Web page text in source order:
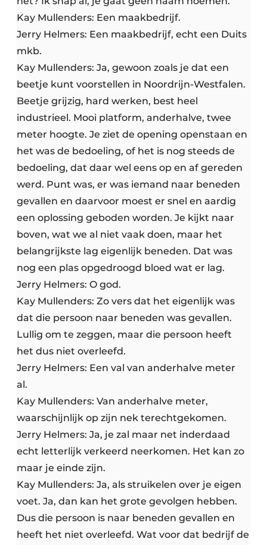
Kay Mullenders: Een maakbedrijf.
Jerry Helmers: Een maakbedrijf, echt een Duits
mkb.
Kay Mullenders: Ja, gewoon zoals je dat een
beetje kunt voorstellen in Noordrijn-Westfalen.
Beetje grijzig, hard werken, best heel
industrieel. Mooi platform, anderhalve, twee
meter hoogte. Je ziet de opening openstaan en
het was de bedoeling, of het is nog steeds de
bedoeling, dat daar wel eens op en af gereden
werd. Punt was, er was iemand naar beneden
gevallen en daarvoor moest er snel en aardig
een oplossing geboden worden. Je kijkt naar
boven, wat we al niet vaak doen, maar het
belangrijkste lag eigenlijk beneden. Dat was
nog een plas opgedroogd bloed wat er lag.
Jerry Helmers: O god.
Kay Mullenders: Zo vers dat het eigenlijk was
dat die persoon naar beneden was gevallen.
Lullig om te zeggen, maar die persoon heeft
het dus niet overleefd.
Jerry Helmers: Een val van anderhalve meter
al.
Kay Mullenders: Van anderhalve meter,
waarschijnlijk op zijn nek terechtgekomen.
Jerry Helmers: Ja, je zal maar net inderdaad
echt letterlijk verkeerd neerkomen. Het kan zo
maar je einde zijn.
Kay Mullenders: Ja, als struikelen over je eigen
voet. Ja, dan kan het grote gevolgen hebben.
Dus die persoon is naar beneden gevallen en
heeft het niet overleefd. Wat voor dat bedrijf de